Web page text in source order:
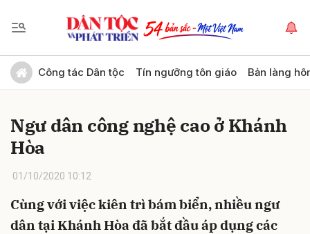
Công tác Dân tộc Tín ngưỡng tôn giáo Bản làng
Ngư dân công nghệ cao ở Khánh
Hòa
01/10/2020 10:12
Cùng với việc kiên trì bám biển, nhiều ngư
dân tại Khánh Hòa đã bắt đầu áp dụng các
Gửi bình luận
Hủy Gửi